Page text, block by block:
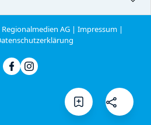
Regionalmedien AG |Impressum |